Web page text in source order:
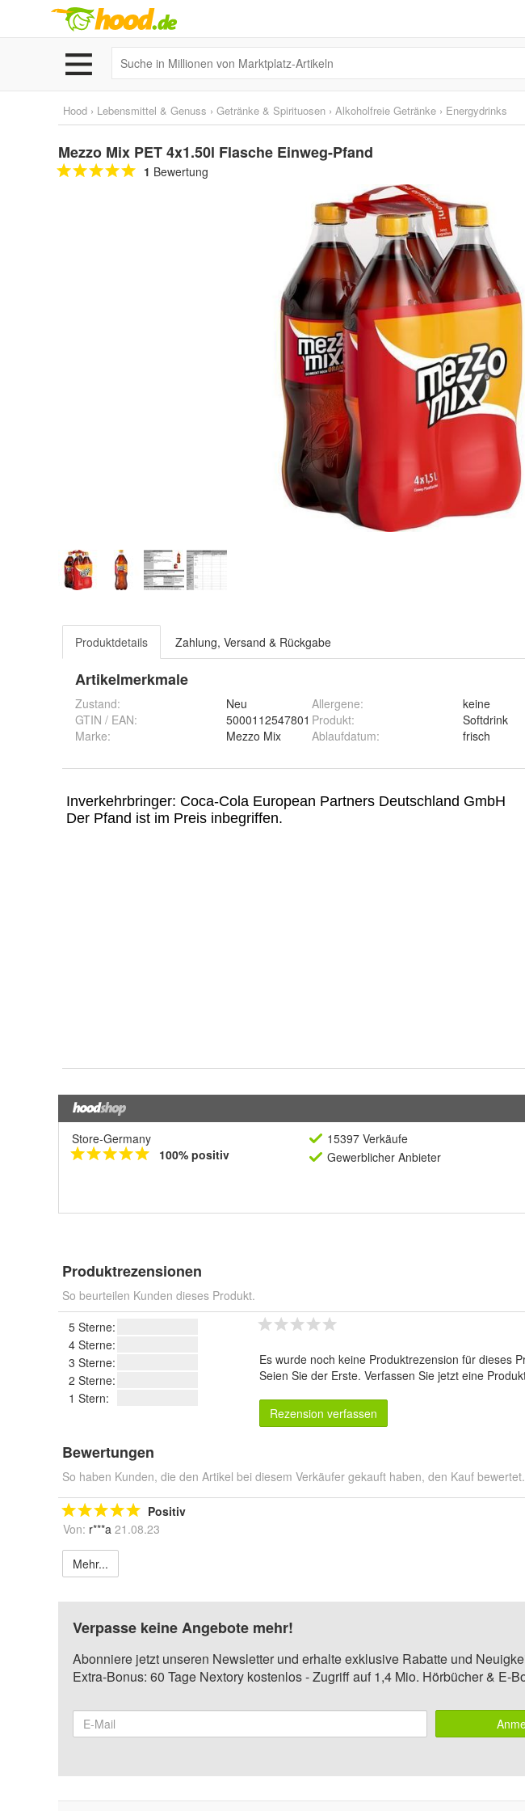
Hood › Lebensmittel & Genuss › Getränke & Spirituosen › Alkoholfreie Getränke › Energydrinks
Mezzo Mix PET 4x1.50l Flasche Einweg-Pfand
1 Bewertung
Produktdetails Zahlung, Versand & Rückgabe
Artikelmerkmale
Zustand:
Neu
GTIN / EAN:
5000112547801
Marke:
Mezzo Mix
Allergene:
keine
Produkt:
Softdrink
Ablaufdatum: frisch
Store-Germany
100% positiv
15397 Verkäufe
Gewerblicher Anbieter
Produktrezensionen
So beurteilen Kunden dieses Produkt.
5 Sterne:
4 Sterne:
3 Sterne:
2 Sterne:
1 Stern:
Es wurde noch keine Produktrezension für dieses
Seien Sie der Erste. Verfassen Sie jetzt eine
Rezension verfassen
Bewertungen
So haben Kunden, die den Artikel bei diesem Verkäufer gekauft haben, den Kauf bewertet.
Positiv
Von: r***a 21.08.23
Mehr...
Verpasse keine Angebote mehr!
Abonniere jetzt unseren Newsletter und erhalte exklusive Rabatte und
Extra-Bonus: 60 Tage Nextory kostenlos - Zugriff auf 1,4 Mio. Hörbücher & E-